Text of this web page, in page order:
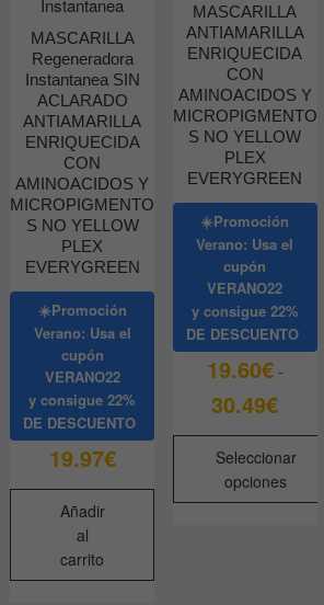
MASCARILLA
Regeneradora
Instantanea SIN
ACLARADO
ANTIAMARILLA
ENRIQUECIDA
CON
AMINOACIDOS Y
MICROPIGMENTO
S NO YELLOW
PLEX
EVERYGREEN
☀️Promoción
Verano: Usa el
cupón
VERANO22
y consigue 22%
DE DESCUENTO
19.97€
Añadir
al
carrito
MASCARILLA
ANTIAMARILLA
ENRIQUECIDA
CON
AMINOACIDOS Y
MICROPIGMENTO
S NO YELLOW
PLEX
EVERYGREEN
☀️Promoción
Verano: Usa el
cupón
VERANO22
y consigue22%
DE DESCUENTO
19.60€ -
30.49€Rango
precios:
desde
19.60€
Seleccionar
opciones